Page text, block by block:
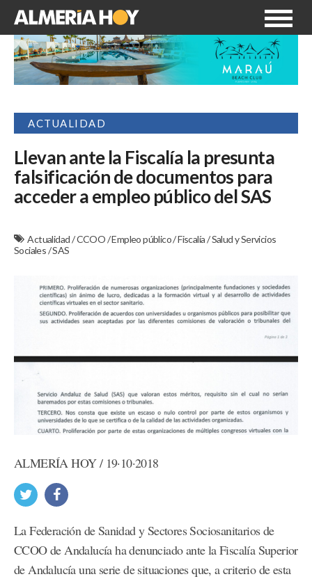
ACTUALIDAD
Llevan ante la Fiscalía la presunta
falsificación de documentos para
acceder a empleo público del SAS
Actualidad/CCOO/Empleo público/Fiscalía/Salud y Servicios
Sociales/SAS
ALMERÍA HOY / 19·10·2018
La Federación de Sanidad y Sectores Sociosanitarios de
CCOO de Andalucía ha denunciado ante la Fiscalía Superior
de Andalucía una serie de situaciones que, a criterio de esta